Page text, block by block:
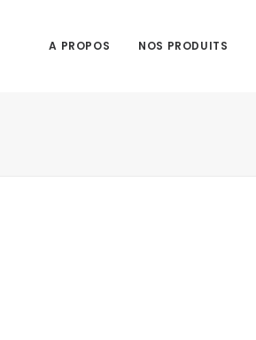
A PROPOS NOS PRODUITS